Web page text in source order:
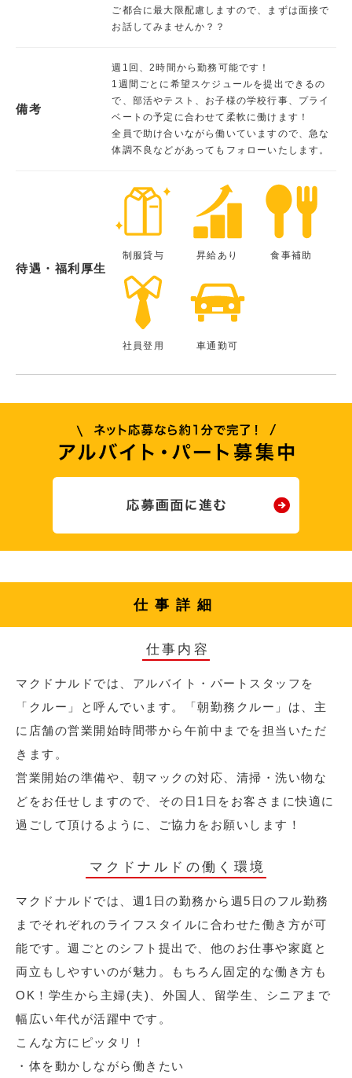
ご都合に最大限配慮しますので、まずは面接で
お話してみませんか？？
備考
週1回、2時間から勤務可能です！
1週間ごとに希望スケジュールを提出できるの
で、部活やテスト、お子様の学校行事、プライ
ベートの予定に合わせて柔軟に働けます！
全員で助け合いながら働いていますので、急な
体調不良などがあってもフォローいたします。
待遇・福利厚生
制服貸与 昇給あり 食事補助
社員登用 車通勤可
仕事詳細
仕事内容
マクドナルドでは、アルバイト・パートスタッフを
「クルー」と呼んでいます。「朝勤務クルー」は、主
に店舗の営業開始時間帯から午前中までを担当いただ
きます。
営業開始の準備や、朝マックの対応、清掃・洗い物な
どをお任せしますので、その日1日をお客さまに快適に
過ごして頂けるように、ご協力をお願いします！
マクドナルドの働く環境
マクドナルドでは、週1日の勤務から週5日のフル勤務
までそれぞれのライフスタイルに合わせた働き方が可
能です。週ごとのシフト提出で、他のお仕事や家庭と
両立もしやすいのが魅力。もちろん固定的な働き方も
OK！学生から主婦(夫)、外国人、留学生、シニアまで
幅広い年代が活躍中です。
こんな方にピッタリ！
・体を動かしながら働きたい